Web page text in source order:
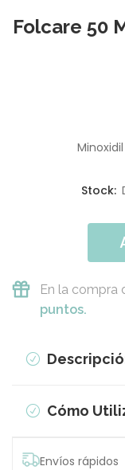
Folcare 50
Stock:
En la compra
puntos.
Cómo
Envíos rápidos